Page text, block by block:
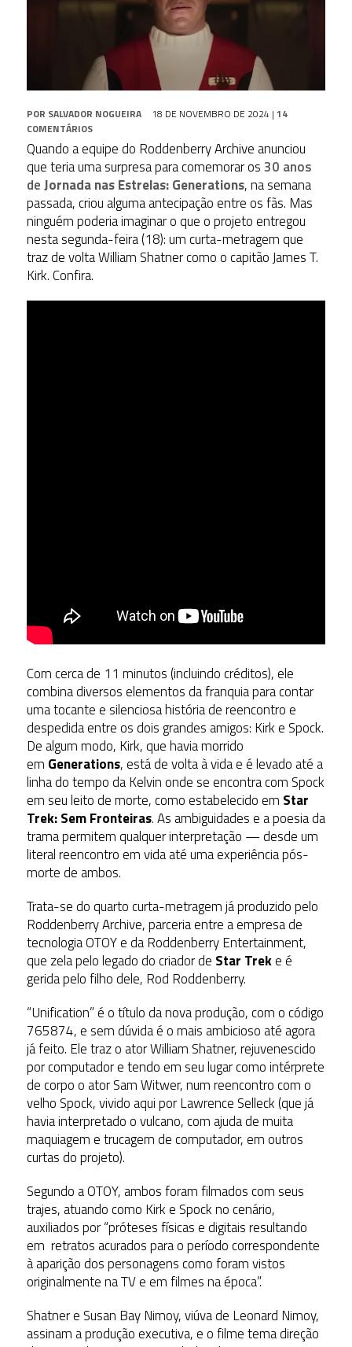
POR SALVADOR NOGUEIRA 18 DE NOVEMBRO DE 2024 | 14
COMENTÁRIOS
Quando a equipe do Roddenberry Archive anunciou
que teria uma surpresa para comemorar os30 anos
deJornada nas Estrelas: Generations, na semana
passada, criou alguma antecipação entre os fãs. Mas
ninguém poderia imaginar o que o projeto entregou
nesta segunda-feira (18): um curta-metragem que
traz de volta William Shatner como o capitão James T.
Kirk. Confira.
Com cerca de 11 minutos (incluindo créditos), ele
combina diversos elementos da franquia para contar
uma tocante e silenciosa história de reencontro e
despedida entre os dois grandes amigos: Kirk e Spock.
De algum modo, Kirk, que havia morrido
em Generations, está de volta à vida e é levado até a
linha do tempo da Kelvin onde se encontra com Spock
em seu leito de morte, como estabelecido em Star
Trek: Sem Fronteiras. As ambiguidades e a poesia da
trama permitem qualquer interpretação — desde um
literal reencontro em vida até uma experiência pós-
morte de ambos.
Trata-se do quarto curta-metragem já produzido pelo
Roddenberry Archive, parceria entre a empresa de
tecnologia OTOY e da Roddenberry Entertainment,
que zela pelo legado do criador de Star Treke é
gerida pelo filho dele, Rod Roddenberry.
“Unification” é o título da nova produção, com o código
765874, e sem dúvida é o mais ambicioso até agora
já feito. Ele traz o ator William Shatner, rejuvenescido
por computador e tendo em seu lugar como intérprete
de corpo o ator Sam Witwer, num reencontro com o
velho Spock, vivido aqui por Lawrence Selleck (que já
havia interpretado o vulcano, com ajuda de muita
maquiagem e trucagem de computador, em outros
curtas do projeto).
Segundo a OTOY, ambos foram filmados com seus
trajes, atuando como Kirk e Spock no cenário,
auxiliados por “próteses físicas e digitais resultando
em retratos acurados para o período correspondente
à aparição dos personagens como foram vistos
originalmente na TV e em filmes na época”.
Shatner e Susan Bay Nimoy, viúva de Leonard Nimoy,
assinam a produção executiva, e o filme tema direção